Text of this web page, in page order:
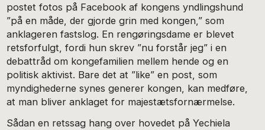
postet fotos på Facebook af kongens yndlingshund
”på en måde, der gjorde grin med kongen,” som
anklageren fastslog. En rengøringsdame er blevet
retsforfulgt, fordi hun skrev ”nu forstår jeg” i en
debattråd om kongefamilien mellem hende og en
politisk aktivist. Bare det at ”like” en post, som
myndighederne synes generer kongen, kan medføre,
at man bliver anklaget for majestætsfornærmelse.
Sådan en retssag hang over hovedet på Yechiela